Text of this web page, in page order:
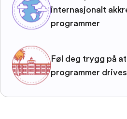
internasjonalt
programmer
Føl deg trygg på
programmer